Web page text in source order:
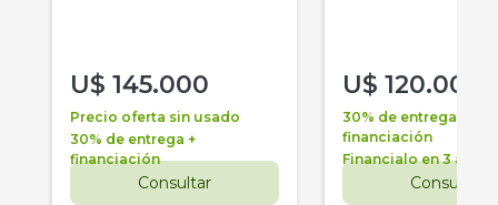
U$ 145.000
Precio oferta sin usado
30% de entrega +
financiación
Consultar
U$ 120.000
30% de entrega +
financiación
Financialo en 3 años
Consultar